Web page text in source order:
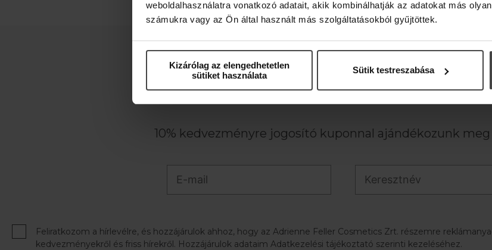
weboldalhasználatra vonatkozó adatait, akik kombinálhatják az adatokat más
számukra vagy az Ön által használt más szolgáltatásokból gyűjtöttek.
Kizárólag az elengedhetetlen
sütiket használata
Sütik testreszabása
ÉRTESÜLJ ELSŐKÉNT
10% kedvezményre jogosító kuponnal ajándékozunk meg
Feliratkozom a hírlevélre, és hozzájárulok ahhoz, hogy az Adrienne Feller Cosmetics Zrt. részemre
kedvezményekről és friss hírekről. Hozzájárulok adataim Adatkezelési tájékoztató szerinti kezeléséhez.